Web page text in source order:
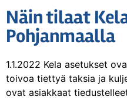
Näin tilaat
Pohjanmaalla
1.1.2022 Kela asetukset
toivoa tiettyä taksia ja
ovat asiakkaat